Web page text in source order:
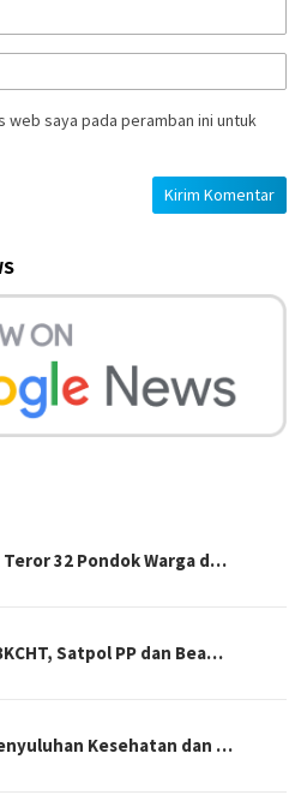
web saya pada peramban ini untuk
32 Pondok Warga d…
Satpol PP dan Bea…
Kesehatan dan …